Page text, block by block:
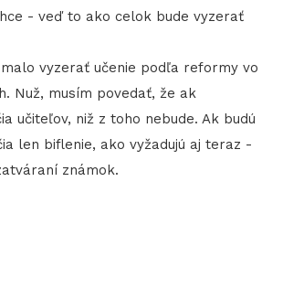
- veď to ako celok bude vyzerať
vyzerať učenie podľa reformy vo
Nuž, musím povedať, že ak
učiteľov, niž z toho nebude. Ak budú
len biflenie, ako vyžadujú aj teraz -
známok.